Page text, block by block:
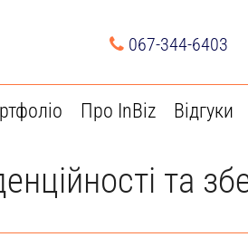
067-344-6403
Про InBiz Відгуки
та